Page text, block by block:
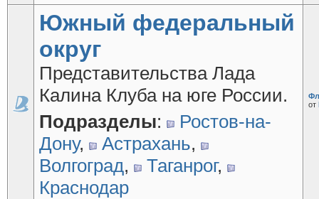
Южный федеральный
округ
Представительства Лада
Калина Клуба на юге России.
Подразделы:
Ростов-на-
Дону, Астрахань,
Волгоград, Таганрог,
Краснодар
от